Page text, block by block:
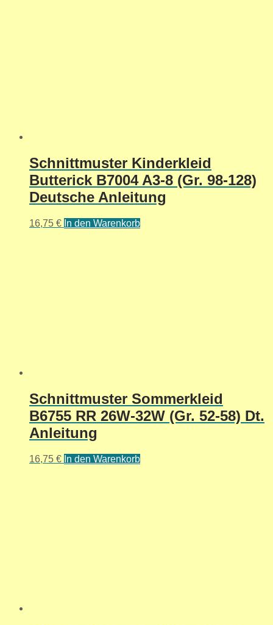
Schnittmuster Kinderkleid
Butterick B7004 A3-8 (Gr. 98-128)
Deutsche Anleitung
16,75 € In den Warenkorb
Schnittmuster Sommerkleid
B6755 RR 26W-32W (Gr. 52-58) Dt.
Anleitung
16,75 € In den Warenkorb